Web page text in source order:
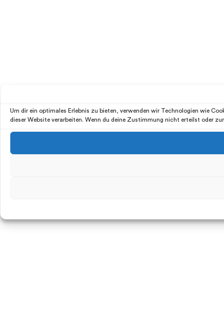
Um dir ein optimales Erlebnis zu bieten, verwenden wir Technologien wie
dieser Website verarbeiten. Wenn du deine Zustimmung nicht erteilst oder